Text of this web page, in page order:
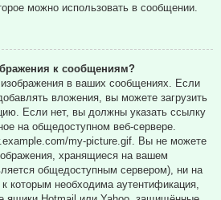
можно использовать в сообщении.
к сообщениям?
в ваших сообщениях. Если
вложения, вы можете загрузить
Если нет, вы должны указать ссылку
на общедоступном веб-сервере.
my-picture.gif. Вы не можете
хранящиеся на вашем
общедоступным сервером), ни на
которым необходима аутентификация,